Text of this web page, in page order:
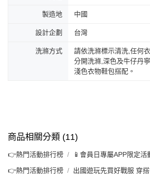
製造地 中國
設計企劃 台灣
洗滌方式
請依洗滌標示清洗,任何
分開洗滌,深色及牛仔丹
淺色衣物鞋包搭配。
商品相關分類 (11)
👉熱門活動排行榜 📱會員日專屬APP限定活
👉熱門活動排行榜 出國遊玩先買好戰服 穿